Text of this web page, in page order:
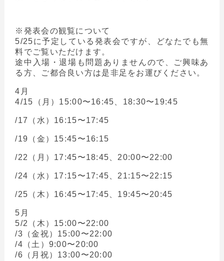
※発表会の観覧について
5/25に予定している発表会ですが、どなたでも無
料でご覧いただけます。
途中入場・退場も問題ありませんので、ご興味あ
る方、ご都合良い方は是非足をお運びください。
4月
4/15（月）15:00〜16:45、18:30〜19:45
/17（水）16:15〜17:45
/19（金）15:45〜16:15
/22（月）17:45〜18:45、20:00〜22:00
/24（水）17:15〜17:45、21:15〜22:15
/25（木）16:45〜17:45、19:45〜20:45
5月
5/2（木）15:00〜22:00
/3（金祝）15:00〜22:00
/4（土）9:00〜20:00
/6（月祝）13:00〜20:00